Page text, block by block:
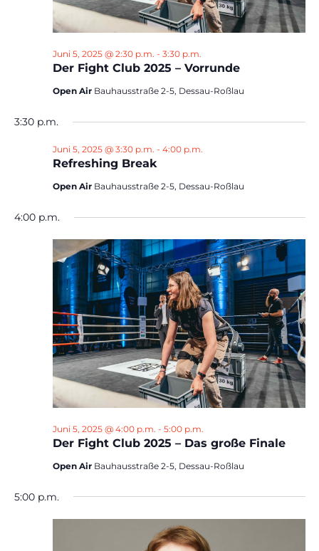
Der Fight Club 2025 – Vorrunde
Juni 5, 2025 @ 2:30 p.m. - 3:30 p.m.
Open Air Bauhausstraße 2-5, Dessau-Roßlau
3:30 p.m.
Refreshing Break
Juni 5, 2025 @ 3:30 p.m. - 4:00 p.m.
Open Air Bauhausstraße 2-5, Dessau-Roßlau
4:00 p.m.
Der Fight Club 2025 – Das große Finale
Juni 5, 2025 @ 4:00 p.m. - 5:00 p.m.
Open Air Bauhausstraße 2-5, Dessau-Roßlau
5:00 p.m.